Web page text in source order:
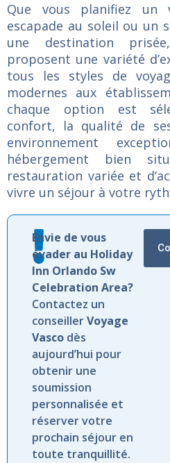
Que vous planifiez un
escapade au soleil ou un
une destination
proposent une variété
tous les styles de
modernes aux
chaque option est
confort, la qualité de
environnement
hébergement bien
restauration variée et
vivre un séjour à votre
Envie de vous
évader au Holiday
Inn Orlando Sw
Celebration Area?
Contactez un
conseillerVoyage
Vascodès
aujourd’hui pour
obtenir une
soumission
personnalisée et
réserver votre
prochain séjour en
toute tranquillité.